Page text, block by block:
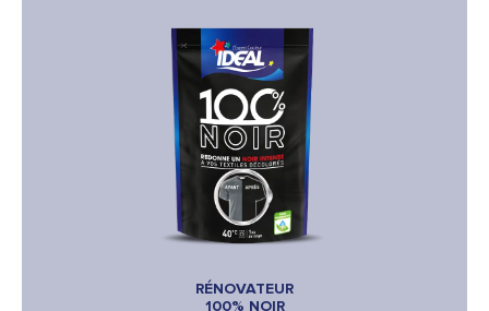
RÉNOVATEUR
100% NOIR